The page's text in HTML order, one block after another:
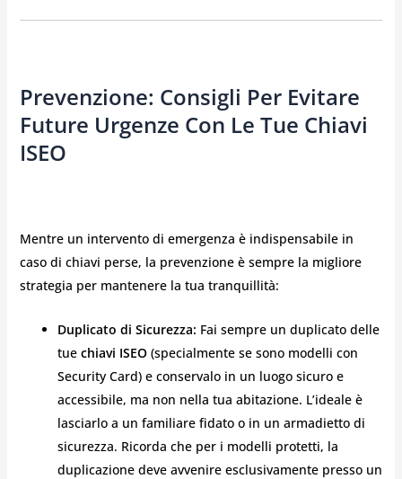
Prevenzione: Consigli Per Evitare
Future Urgenze Con Le Tue Chiavi
ISEO
Mentre un intervento di emergenza è indispensabile in
caso di chiavi perse, la prevenzione è sempre la migliore
strategia per mantenere la tua tranquillità:
Duplicato di Sicurezza: Fai sempre un duplicato delle
tue chiavi ISEO(specialmente se sono modelli con
Security Card) e conservalo in un luogo sicuro e
accessibile, ma non nella tua abitazione. L’ideale è
lasciarlo a un familiare fidato o in un armadietto di
sicurezza. Ricorda che per i modelli protetti, la
duplicazione deve avvenire esclusivamente presso un